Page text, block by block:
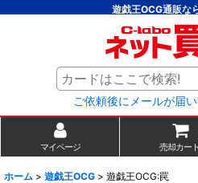
遊戯王OCG通販な
ご依頼後にメールが届
マイページ 売却カート
ホーム > 遊戯王OCG > 遊戯王OCG:罠